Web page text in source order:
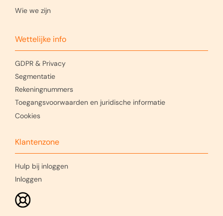
Wie we zijn
Wettelijke info
GDPR & Privacy
Segmentatie
Rekeningnummers
Toegangsvoorwaarden en juridische informatie
Cookies
Klantenzone
Hulp bij inloggen
Inloggen